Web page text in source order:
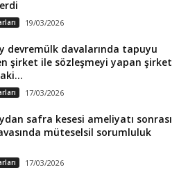
19/03/2026
devremülk davalarında tapuyu
şirket ile sözleşmeyi yapan şirket
17/03/2026
safra kesesi ameliyatı sonrası
müteselsil sorumluluk
17/03/2026